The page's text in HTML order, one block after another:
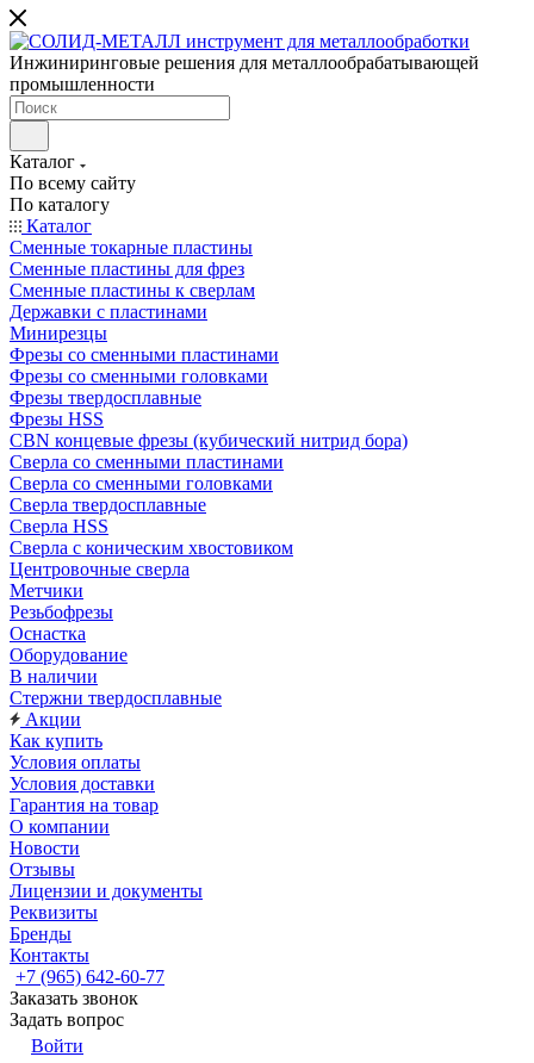
Инжиниринговые решения для металлообрабатывающей
промышленности
Каталог
По всему сайту
По каталогу
Каталог
Сменные токарные пластины
Сменные пластины для фрез
Сменные пластины к сверлам
Державки с пластинами
Минирезцы
Фрезы со сменными пластинами
Фрезы со сменными головками
Фрезы твердосплавные
Фрезы HSS
CBN концевые фрезы (кубический нитрид бора)
Сверла со сменными пластинами
Сверла со сменными головками
Сверла твердосплавные
Сверла HSS
Сверла с коническим хвостовиком
Центровочные сверла
Метчики
Резьбофрезы
Оснастка
Оборудование
В наличии
Стержни твердосплавные
Акции
Как купить
Условия оплаты
Условия доставки
Гарантия на товар
О компании
Новости
Отзывы
Лицензии и документы
Реквизиты
Бренды
Контакты
+7 (965) 642-60-77
Заказать звонок
Задать вопрос
Войти